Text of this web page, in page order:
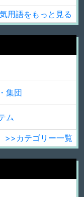
用語をもっと見る
集団
ム
>>カテゴリー一覧